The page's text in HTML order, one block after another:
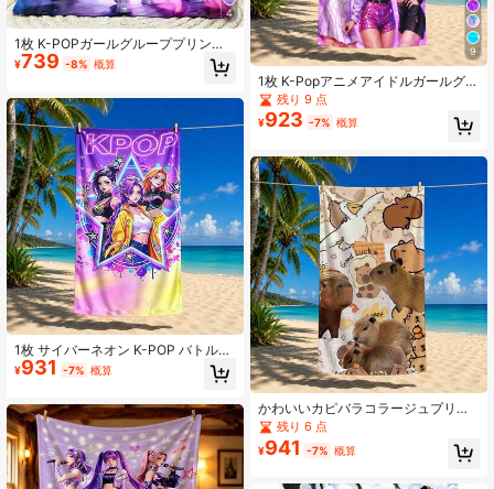
4
1枚 K-POPガールグループプリント
フランネルブランケット、フランネ
ル生地製、柔らかく肌に優しい、家
ブランケット、ベッドシーツとして
使用可能、ピクニック、車、キャン
プなどにも適しています。
¥739 -8% 概算
1枚 サイバーネオン K-POP バトルガ
ールグループプリント ビーチタオ
ル、吸水性 速乾性 持ち運び簡単、バ
ネスタオルとして使用可能
¥931 -7% 概算
9
1枚 K-Popアニメアイドルガールグル
ープグラフィックプリントビーチタ
オル、複数のパターンとサイズ展
開、ソフト速乾、砂よけ、UVカッ
ネス、バスルームなどに適していま
す
残り 9 点
¥923 -7% 概算
かわいいカピバラコラージュプリン
トビーチタオル、カピバラ愛好家必
携、速乾吸水マイクロファイバータ
オル、夏のビーチ、プール、バケー
残り 6 点
¥941 -7% 概算